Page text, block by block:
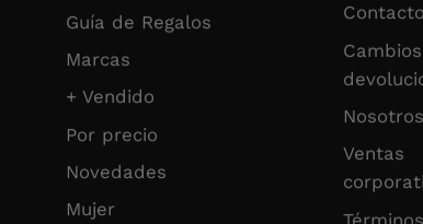
Guía de Regalos
Marcas
+ Vendido
Por precio
Novedades
Mujer
Contacto
Nosotros
Ventas